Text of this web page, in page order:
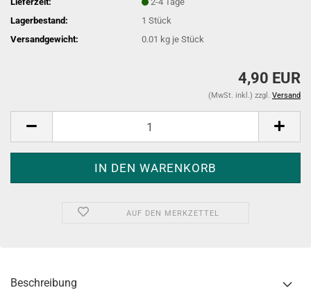
Lagerbestand:
1Stück
Versandgewicht:
0.01 kg je Stück
4,90 EUR
(MwSt. inkl.) zzgl. Versand
AUF DEN MERKZETTEL
Beschreibung